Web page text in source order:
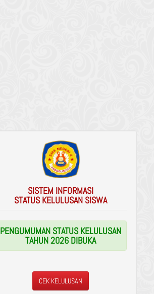
SISTEM INFORMASI
STATUS KELULUSAN SISWA
PENGUMUMAN STATUS KELULUSAN
TAHUN 2026 DIBUKA
CEK KELULUSAN